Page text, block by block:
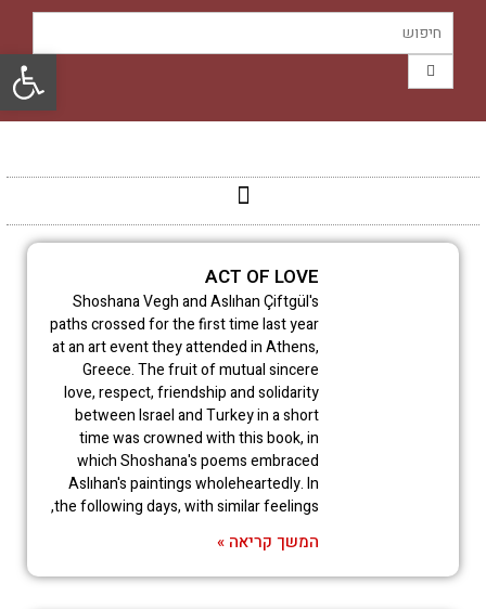
ACT OF LOVE
Shoshana Vegh and Aslıhan Çiftgül's
paths crossed for the first time last year
at an art event they attended in Athens,
Greece. The fruit of mutual sincere
love, respect, friendship and solidarity
between Israel and Turkey in a short
time was crowned with this book, in
which Shoshana's poems embraced
Aslıhan's paintings wholeheartedly. In
the following days, with similar feelings,
המשך קריאה »
פתח